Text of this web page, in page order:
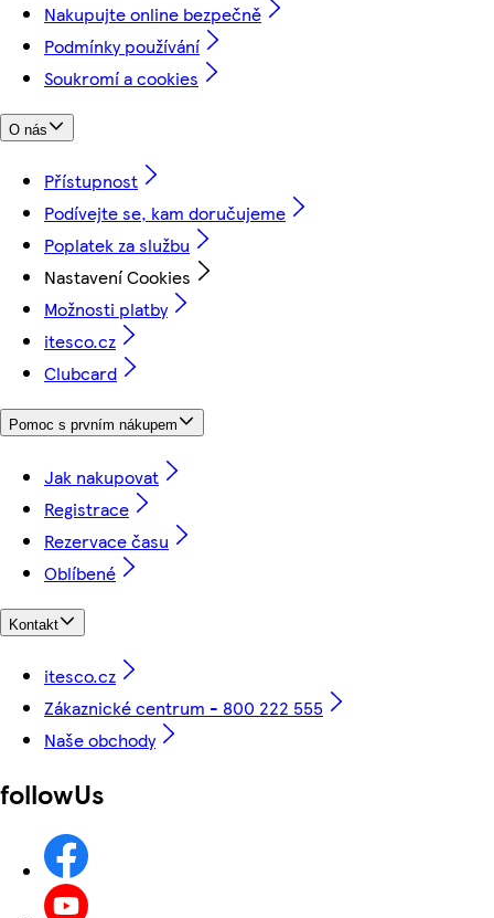
Nakupujte online bezpečně
Podmínky používání
Soukromí a cookies
O nás
Přístupnost
Podívejte se, kam doručujeme
Poplatek za službu
Nastavení Cookies
Možnosti platby
itesco.cz
Clubcard
Pomoc s prvním nákupem
Jak nakupovat
Registrace
Rezervace času
Oblíbené
Kontakt
itesco.cz
Zákaznické centrum - 800 222 555
Naše obchody
followUs